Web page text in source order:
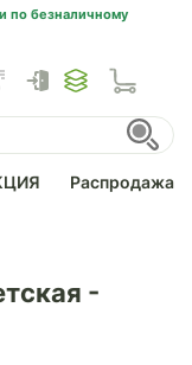
по безналичному
Распродажа
-